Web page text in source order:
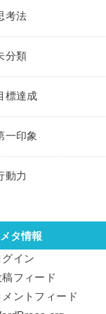
考法
分類
標達成
一印象
動力
メタ情報
グイン
稿フィード
メントフィード